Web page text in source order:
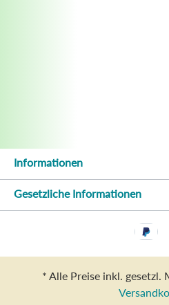
Informationen
Gesetzliche Informationen
* Alle Preise inkl. gesetzl.